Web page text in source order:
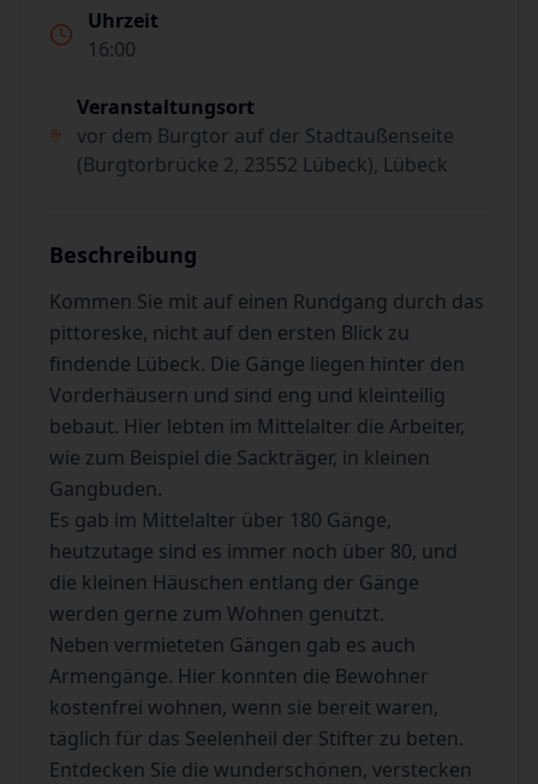
Uhrzeit
16:00
Veranstaltungsort
vor dem Burgtor auf der Stadtaußenseite
(Burgtorbrücke 2, 23552 Lübeck), Lübeck
Beschreibung
Kommen Sie mit auf einen Rundgang durch das
pittoreske, nicht auf den ersten Blick zu
findende Lübeck. Die Gänge liegen hinter den
Vorderhäusern und sind eng und kleinteilig
bebaut. Hier lebten im Mittelalter die Arbeiter,
wie zum Beispiel die Sackträger, in kleinen
Gangbuden.
Es gab im Mittelalter über 180 Gänge,
heutzutage sind es immer noch über 80, und
die kleinen Häuschen entlang der Gänge
werden gerne zum Wohnen genutzt.
Neben vermieteten Gängen gab es auch
Armengänge. Hier konnten die Bewohner
kostenfrei wohnen, wenn sie bereit waren,
täglich für das Seelenheil der Stifter zu beten.
Entdecken Sie die wunderschönen, verstecken